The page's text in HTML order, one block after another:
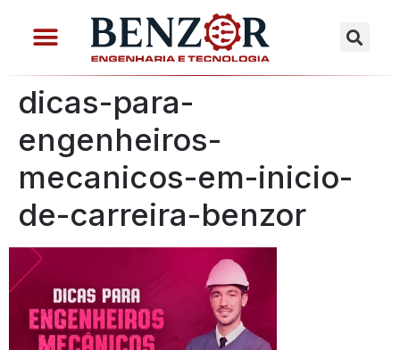
dicas-para-
engenheiros-
mecanicos-em-inicio-
de-carreira-benzor